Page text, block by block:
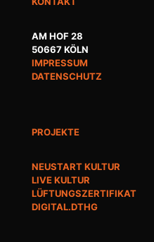
AM HOF 28
50667 KÖLN
IMPRESSUM
DATENSCHUTZ
PROJEKTE
NEUSTART KULTUR
LIVE KULTUR
LÜFTUNGSZERTIFIKAT
DIGITAL.DTHG